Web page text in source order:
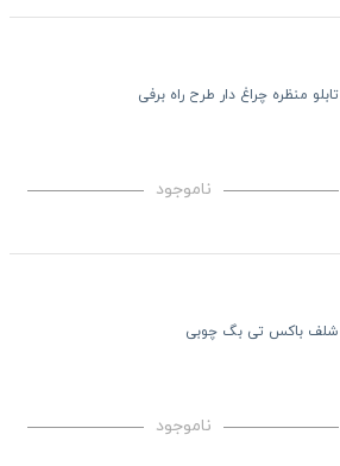
تابلو منظره چراغ دار طرح راه برفی
ناموجود
شلف باکس تی بگ چوبی
ناموجود